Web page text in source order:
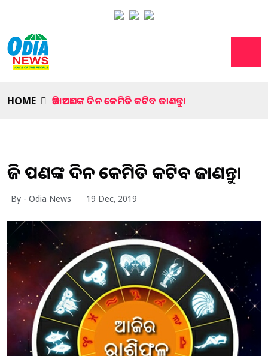
HOME ଆଜି ଆପଣଙ୍କ ଦିନ କେମିତି କଟିବ ଜାଣନ୍ତୁ।
ଆଜି ଆପଣଙ୍କ ଦିନ କେମିତି କଟିବ ଜାଣନ୍ତୁ।
By - Odia News 19 Dec, 2019